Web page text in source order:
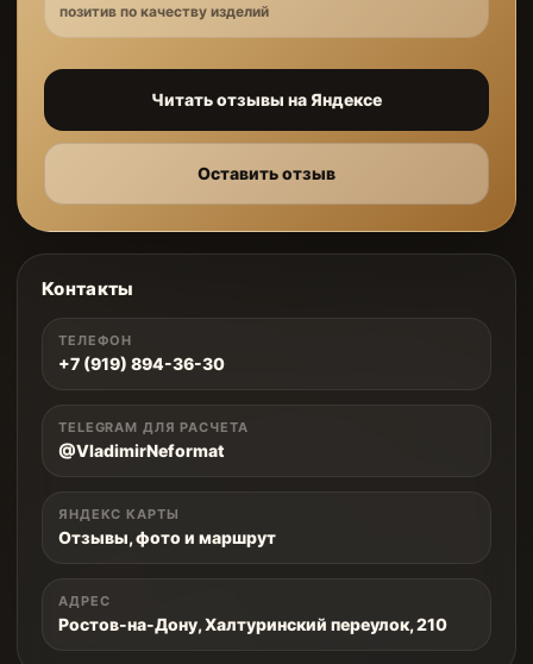
позитив по качеству изделий
Читать отзывы на Яндексе
Оставить отзыв
Контакты
ТЕЛЕФОН
+7 (919) 894-36-30
TELEGRAM ДЛЯ РАСЧЕТА
@VladimirNeformat
ЯНДЕКС КАРТЫ
Отзывы, фото и маршрут
АДРЕС
Ростов-на-Дону, Халтуринский переулок, 210